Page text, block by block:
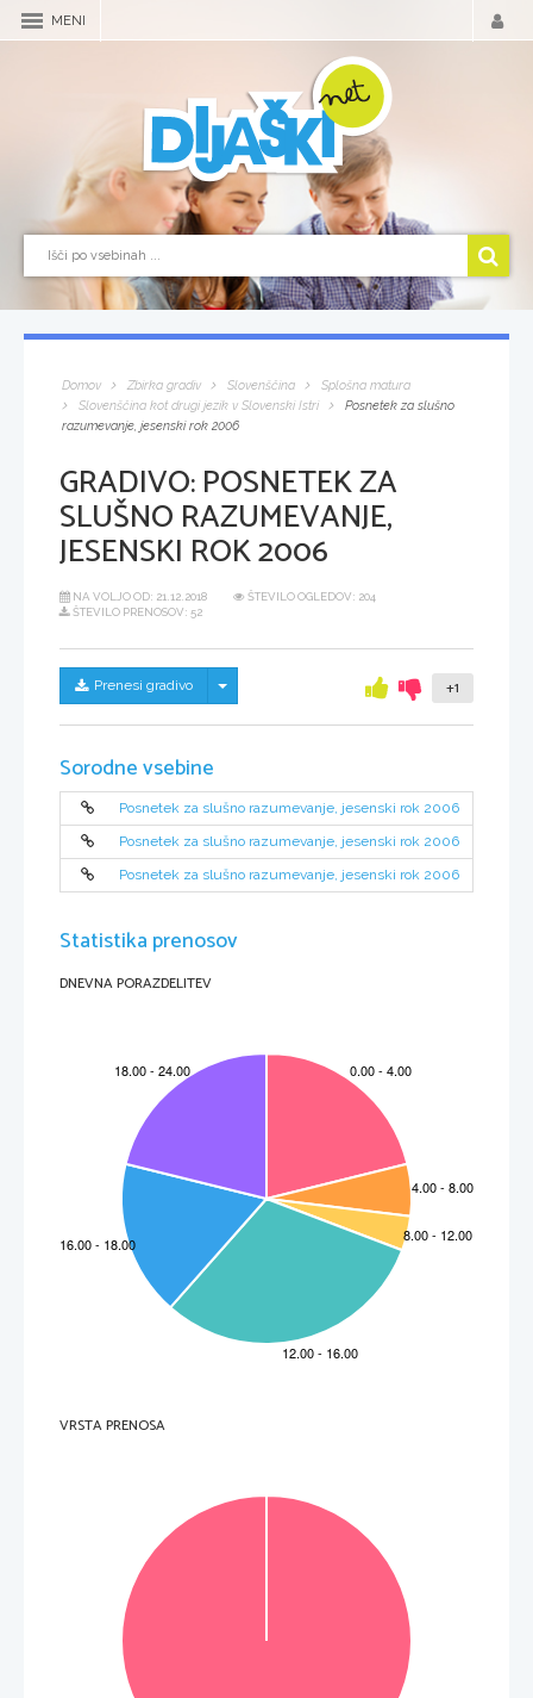
MENI
Domov Zbirka gradiv Slovenščina
Splošna matura
Slovenščina kot drugi jezik v Slovenski Istri
Posnetek za slušno
razumevanje, jesenski rok 2006
GRADIVO:POSNETEK ZA
SLUŠNO RAZUMEVANJE,
JESENSKI ROK 2006
NA VOLJO OD: 21.12.2018
ŠTEVILO OGLEDOV: 204
ŠTEVILO PRENOSOV: 52
Prenesi gradivo Skrij/prikaži meni +1
Sorodne vsebine
Posnetek za slušno razumevanje, jesenski rok 2006
Posnetek za slušno razumevanje, jesenski rok 2006
Posnetek za slušno razumevanje, jesenski rok 2006
Statistika prenosov
DNEVNA PORAZDELITEV
VRSTA PRENOSA